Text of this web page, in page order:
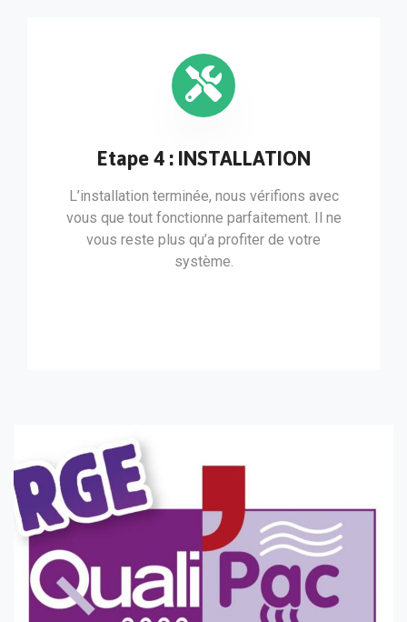
Etape 4 : INSTALLATION
L’installation terminée, nous vérifions avec
vous que tout fonctionne parfaitement. Il ne
vous reste plus qu’a profiter de votre
système.